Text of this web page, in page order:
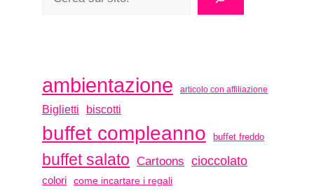
ambientazione articolo con affiliazione
Biglietti biscotti
buffet compleanno buffet freddo
buffet salato Cartoons cioccolato
colori come incartare i regali